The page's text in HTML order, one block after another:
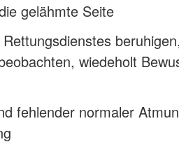
gelähmte Seite
beruhigen,
wiedeholt
fehlender normaler